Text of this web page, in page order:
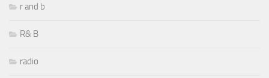
r and b
R& B
radio